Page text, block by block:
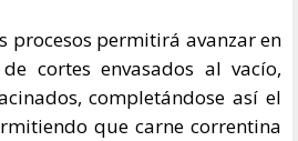
procesos permitirá avanzar en
cortes envasados al vacío,
completándose así el
que carne correntina